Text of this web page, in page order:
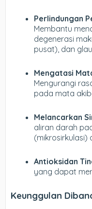
Perlindungan
Membantu
degenerasi
pusat), dan
Mengatasi
Mengurangi
pada mata
Melancarkan
aliran darah
(mikrosirkulasi)
Antioksidan
yang dapat
Keunggulan